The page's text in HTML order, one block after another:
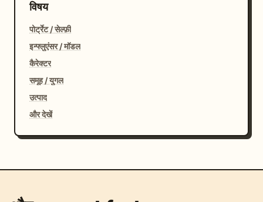
विषय
पोर्ट्रेट / सेल्फ़ी
इन्फ्लुएंसर / मॉडल
कैरेक्टर
समूह / युगल
उत्पाद
और देखें